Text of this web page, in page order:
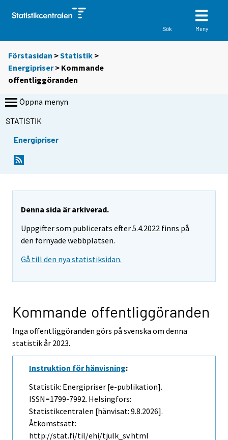
Sök Meny
Förstasidan >Statistik >
Energipriser> Kommande
offentliggöranden
Öppna menyn
STATISTIK
Energipriser
Denna sida är arkiverad.
Uppgifter som publicerats efter 5.4.2022 finns på
den förnyade webbplatsen.
Gå till den nya statistiksidan.
Kommande offentliggöranden
Inga offentliggöranden görs på svenska om denna
statistik år 2023.
Instruktion för hänvisning:
Statistik: Energipriser [e-publikation].
ISSN=1799-7992. Helsingfors:
Statistikcentralen [hänvisat: 9.8.2026].
Åtkomstsätt:
http://stat.fi/til/ehi/tjulk_sv.html